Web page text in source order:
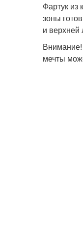
Фартук из
зоны
и верхней
Внимание!
мечты